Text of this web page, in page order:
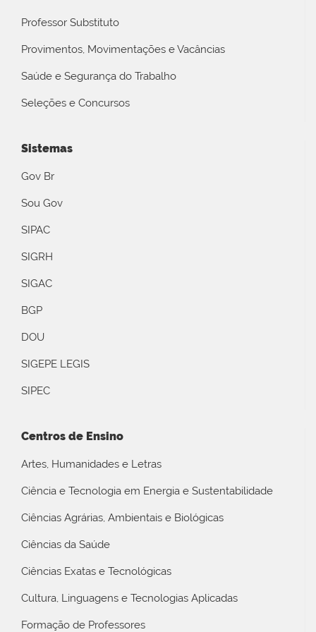
Professor Substituto
Provimentos, Movimentações e Vacâncias
Saúde e Segurança do Trabalho
Seleções e Concursos
Sistemas
Gov Br
Sou Gov
SIPAC
SIGRH
SIGAC
BGP
DOU
SIGEPE LEGIS
SIPEC
Centros de Ensino
Artes, Humanidades e Letras
Ciência e Tecnologia em Energia e Sustentabilidade
Ciências Agrárias, Ambientais e Biológicas
Ciências da Saúde
Ciências Exatas e Tecnológicas
Cultura, Linguagens e Tecnologias Aplicadas
Formação de Professores